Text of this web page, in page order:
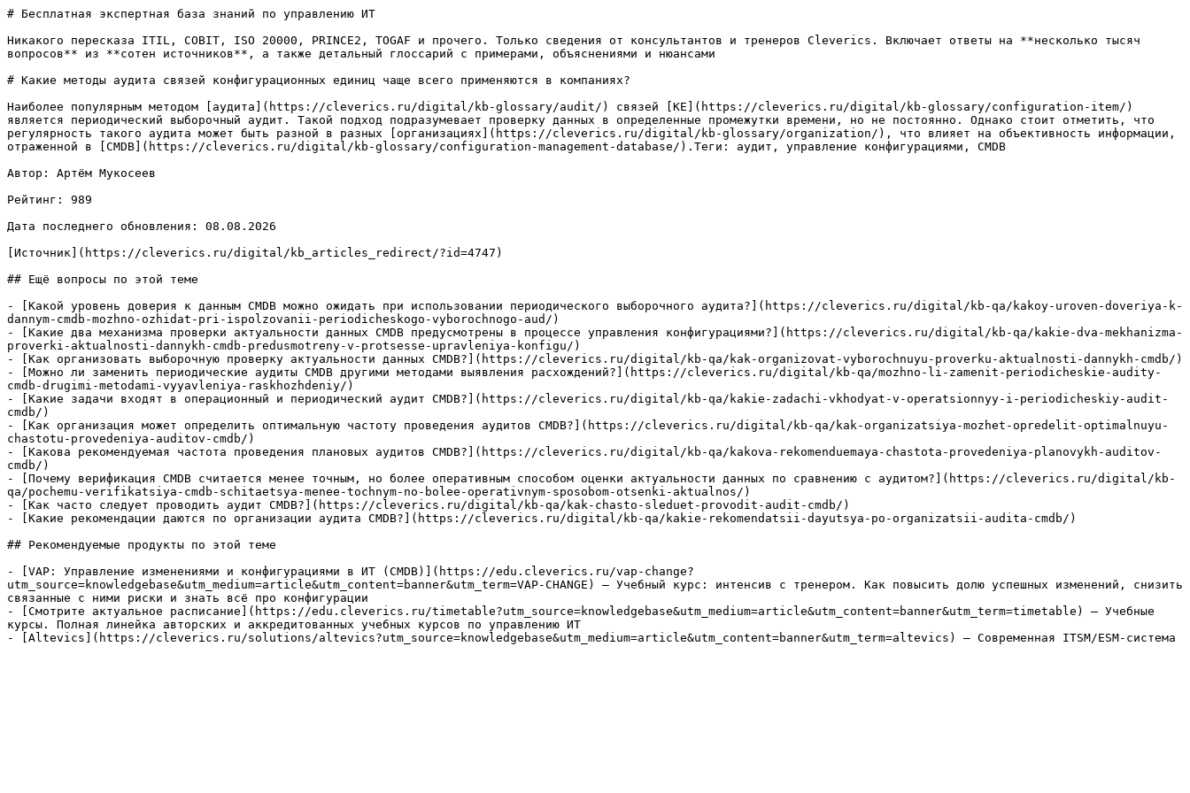
# Бесплатная экспертная база знаний по управлению ИТ
Никакого пересказа ITIL, COBIT, ISO 20000, PRINCE2, TOGAF и прочего. Только сведения от консультантов и тренеров Cleverics. Включает ответы на **несколько тысяч
вопросов** из **сотен источников**, а также детальный глоссарий с примерами, объяснениями и нюансами
# Какие методы аудита связей конфигурационных единиц чаще всего применяются в компаниях?
Наиболее популярным методом [аудита](https://cleverics.ru/digital/kb-glossary/audit/) связей [КЕ](https://cleverics.ru/digital/kb-glossary/configuration-item/)
является периодический выборочный аудит. Такой подход подразумевает проверку данных в определенные промежутки времени, но не постоянно. Однако стоит отметить, что
регулярность такого аудита может быть разной в разных [организациях](https://cleverics.ru/digital/kb-glossary/organization/), что влияет на объективность информации,
отраженной в [CMDB](https://cleverics.ru/digital/kb-glossary/configuration-management-database/).Теги: аудит, управление конфигурациями, CMDB
Автор: Артём Мукосеев
Рейтинг: 989
Дата последнего обновления: 08.08.2026
[Источник](https://cleverics.ru/digital/kb_articles_redirect/?id=4747)
## Ещё вопросы по этой теме
- [Какой уровень доверия к данным CMDB можно ожидать при использовании периодического выборочного аудита?](https://cleverics.ru/digital/kb-qa/kakoy-uroven-doveriya-k-
dannym-cmdb-mozhno-ozhidat-pri-ispolzovanii-periodicheskogo-vyborochnogo-aud/)
- [Какие два механизма проверки актуальности данных CMDB предусмотрены в процессе управления конфигурациями?](https://cleverics.ru/digital/kb-qa/kakie-dva-mekhanizma-
proverki-aktualnosti-dannykh-cmdb-predusmotreny-v-protsesse-upravleniya-konfigu/)
- [Как организовать выборочную проверку актуальности данных CMDB?](https://cleverics.ru/digital/kb-qa/kak-organizovat-vyborochnuyu-proverku-aktualnosti-dannykh-cmdb/)
- [Можно ли заменить периодические аудиты CMDB другими методами выявления расхождений?](https://cleverics.ru/digital/kb-qa/mozhno-li-zamenit-periodicheskie-audity-
cmdb-drugimi-metodami-vyyavleniya-raskhozhdeniy/)
- [Какие задачи входят в операционный и периодический аудит CMDB?](https://cleverics.ru/digital/kb-qa/kakie-zadachi-vkhodyat-v-operatsionnyy-i-periodicheskiy-audit-
cmdb/)
- [Как организация может определить оптимальную частоту проведения аудитов CMDB?](https://cleverics.ru/digital/kb-qa/kak-organizatsiya-mozhet-opredelit-optimalnuyu-
chastotu-provedeniya-auditov-cmdb/)
- [Какова рекомендуемая частота проведения плановых аудитов CMDB?](https://cleverics.ru/digital/kb-qa/kakova-rekomenduemaya-chastota-provedeniya-planovykh-auditov-
cmdb/)
- [Почему верификация CMDB считается менее точным, но более оперативным способом оценки актуальности данных по сравнению с аудитом?](https://cleverics.ru/digital/kb-
qa/pochemu-verifikatsiya-cmdb-schitaetsya-menee-tochnym-no-bolee-operativnym-sposobom-otsenki-aktualnos/)
- [Как часто следует проводить аудит CMDB?](https://cleverics.ru/digital/kb-qa/kak-chasto-sleduet-provodit-audit-cmdb/)
- [Какие рекомендации даются по организации аудита CMDB?](https://cleverics.ru/digital/kb-qa/kakie-rekomendatsii-dayutsya-po-organizatsii-audita-cmdb/)
## Рекомендуемые продукты по этой теме
- [VAP: Управление изменениями и конфигурациями в ИТ (CMDB)](https://edu.cleverics.ru/vap-change?
utm_source=knowledgebase&utm_medium=article&utm_content=banner&utm_term=VAP-CHANGE) — Учебный курс: интенсив с тренером. Как повысить долю успешных изменений, снизить
связанные с ними риски и знать всё про конфигурации
- [Смотрите актуальное расписание](https://edu.cleverics.ru/timetable?utm_source=knowledgebase&utm_medium=article&utm_content=banner&utm_term=timetable) — Учебные
курсы. Полная линейка авторских и аккредитованных учебных курсов по управлению ИТ
- [Altevics](https://cleverics.ru/solutions/altevics?utm_source=knowledgebase&utm_medium=article&utm_content=banner&utm_term=altevics) — Современная ITSM/ESM-система